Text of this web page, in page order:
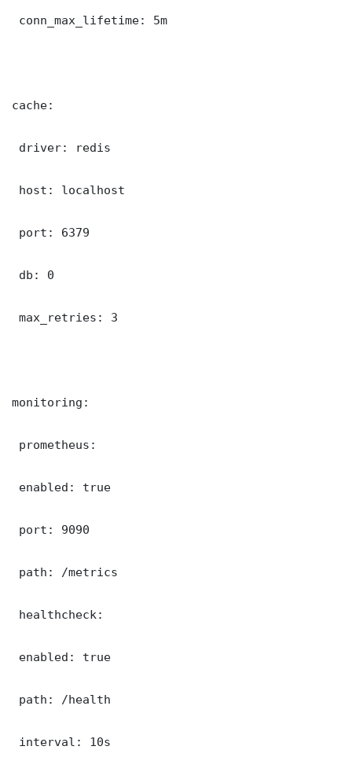
conn_max_lifetime: 5m
cache:
driver: redis
host: localhost
port: 6379
db: 0
max_retries: 3
monitoring:
prometheus:
enabled: true
port: 9090
path: /metrics
healthcheck:
enabled: true
path: /health
interval: 10s